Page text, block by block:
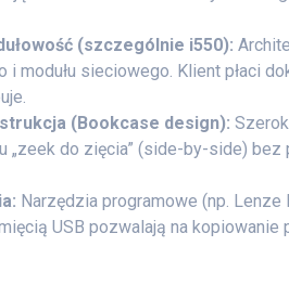
(szczególnie i550):
i modułu sieciowego. Klient płaci
(Bookcase design):
„zeek do zięcia” (side-by-side)
Narzędzia programowe (np. Lenze
USB pozwalają na